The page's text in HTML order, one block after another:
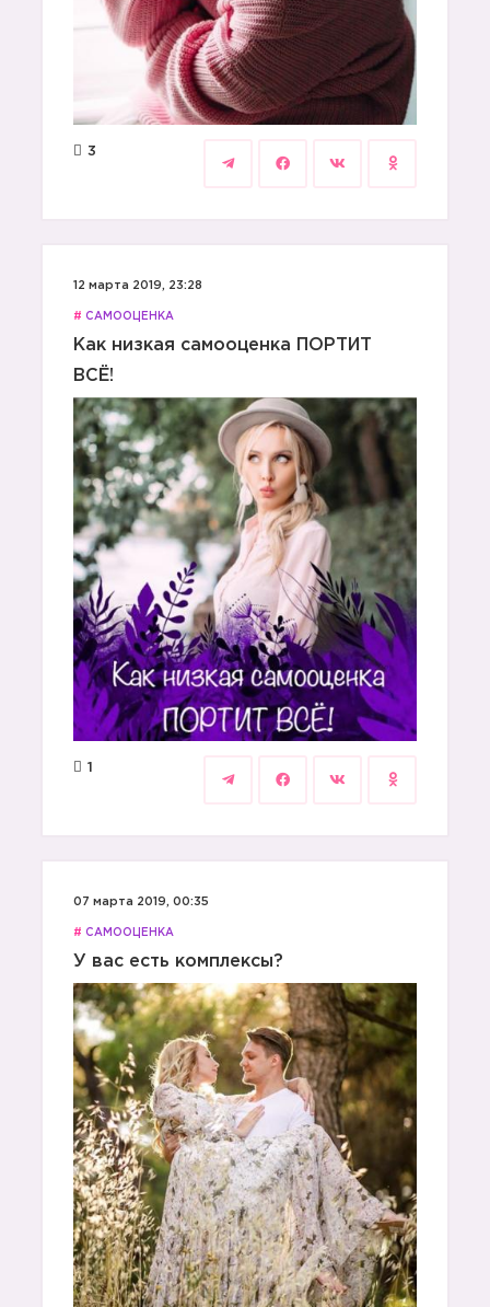
3
12 марта 2019, 23:28
# САМООЦЕНКА
Как низкая самооценка ПОРТИТ
ВСЁ!
1
07 марта 2019, 00:35
# САМООЦЕНКА
У вас есть комплексы?